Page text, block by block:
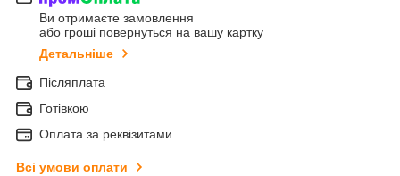
Ви отримаєте замовлення
або гроші повернуться на вашу картку
Детальніше
Післяплата
Готівкою
Оплата за реквізитами
Всі умови оплати